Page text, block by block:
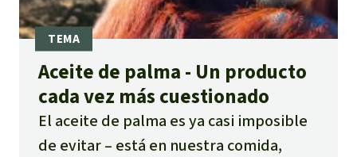
Aceite de palma - Un producto
cada vez más cuestionado
El aceite de palma es ya casi imposible
de evitar – está en nuestra comida,